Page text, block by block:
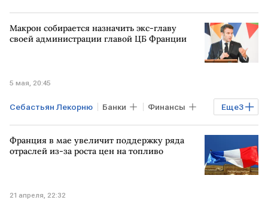
Макрон собирается назначить экс-главу
своей администрации главой ЦБ Франции
5 мая, 20:45
Еще3
Себастьян Лекорню Банки Финансы
ФРАНЦИЯ Эммануэль Макрон
Банк Франции
Франция в мае увеличит поддержку ряда
отраслей из-за роста цен на топливо
21 апреля, 22:32